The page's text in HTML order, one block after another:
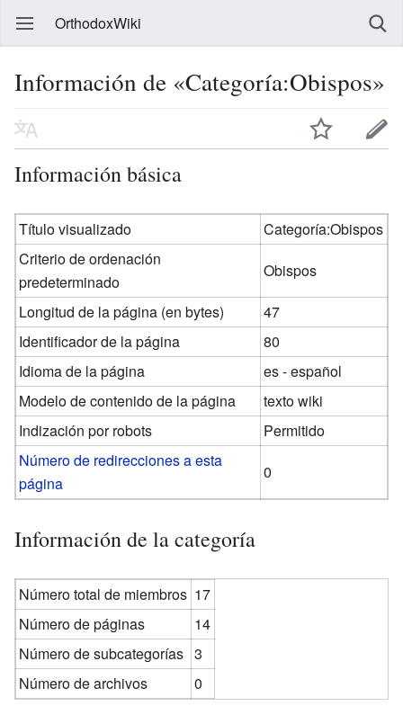
OrthodoxWiki
Información de «Categoría:Obispos»
Información básica
Título visualizado
Categoría:Obispos
Criterio de ordenación
predeterminado
Obispos
Longitud de la página (en bytes)
47
Identificador de la página
80
Idioma de la página
es - español
Modelo de contenido de la página
texto wiki
Indización por robots
Permitido
Número de redirecciones a esta
página
0
Información de la categoría
Número total de miembros 17
Número de páginas
14
Número de subcategorías 3
Número de archivos
0